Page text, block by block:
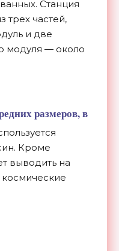
Станция
трех частей,
и две
модуля — около
размеров, в
Кроме
выводить на
космические